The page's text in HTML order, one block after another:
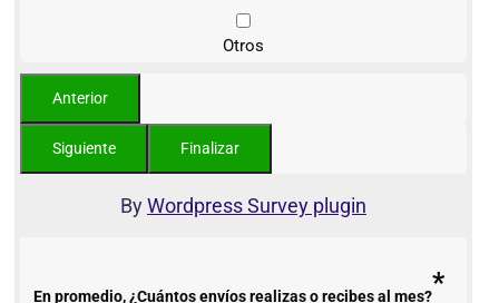
Otros
ByWordpress Survey plugin
En promedio, ¿Cuántos envíos realizas o recibes al mes?*